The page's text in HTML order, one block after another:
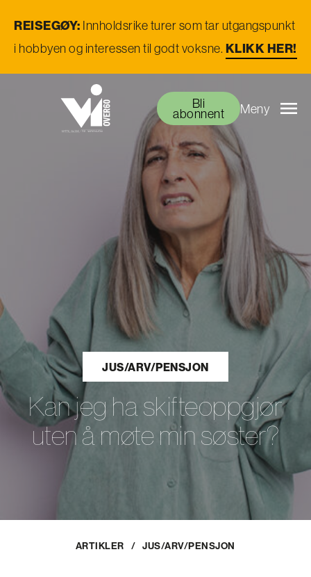
REISEGØY: Innholdsrike turer som tar utgangspunkt
i hobbyen og interessen til godt voksne.KLIKK HER!
Bli
abonnent Meny
JUS/ARV/PENSJON
Kan jeg ha skifteoppgjør
uten å møte min søster?
ARTIKLER / JUS/ARV/PENSJON